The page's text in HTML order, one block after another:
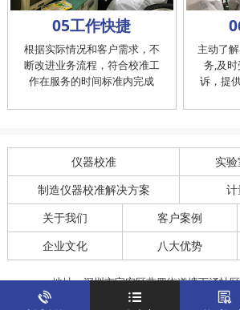
05工作快捷
根据实际情况和客户需求，不
断改进业务流程，符合校准工
作在服务的时间标准内完成
主动了
务,及
诉，提
仪器校准 实
制造仪器校准解决方案 计
关于我们 客户案例
企业文化 八大优势
地址：深圳市宝安区燕罗街道塘下涌社
运营地址：广东省东莞市南城区鸿福路中